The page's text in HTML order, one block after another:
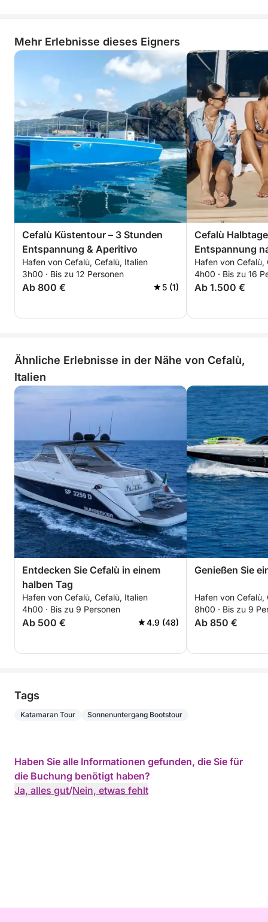
Mehr Erlebnisse dieses Eigners
Cefalù Küstentour – 3 Stunden
Entspannung & Aperitivo
Hafen von Cefalù, Cefalù, Italien
3h00 · Bis zu 12 Personen
Ab 800 € 5 (1)
Cefalù
Entspannung
Hafen von Cefalù,
4h00 · Bis zu 16
Ab 1.500 €
Ähnliche Erlebnisse in der Nähe von Cefalù,
Italien
Entdecken Sie Cefalù in einem
halben Tag
Hafen von Cefalù, Cefalù, Italien
4h00 · Bis zu 9 Personen
Ab 500 € 4.9 (48)
Genießen Sie
Hafen von Cefalù,
8h00 · Bis zu 9
Ab 850 €
Tags
Katamaran Tour Sonnenuntergang Bootstour
Haben Sie alle Informationen gefunden, die Sie für
die Buchung benötigt haben?
Ja, alles gut/Nein, etwas fehlt